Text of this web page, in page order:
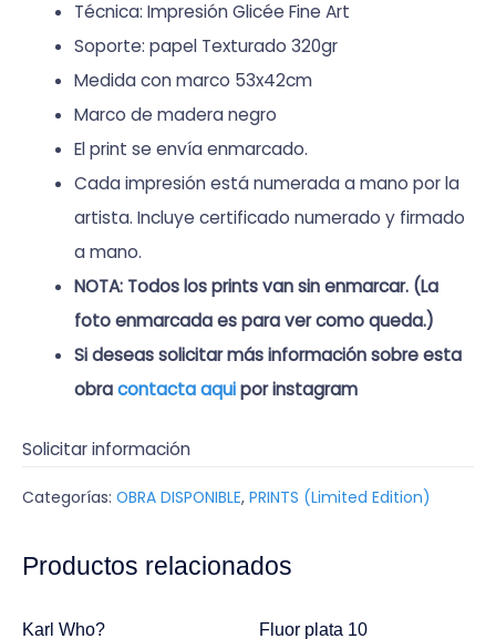
Técnica: Impresión Glicée Fine Art
Soporte: papel Texturado 320gr
Medida con marco 53x42cm
Marco de madera negro
El print se envía enmarcado.
Cada impresión está numerada a mano por la
artista. Incluye certificado numerado y firmado
a mano.
NOTA: Todos los prints van sin enmarcar. (La
foto enmarcada es para ver como queda.)
Si deseas solicitar más información sobre esta
obracontacta aquipor instagram
Solicitar información
Categorías: OBRA DISPONIBLE, PRINTS (Limited Edition)
Productos relacionados
Karl Who? Fluor plata 10